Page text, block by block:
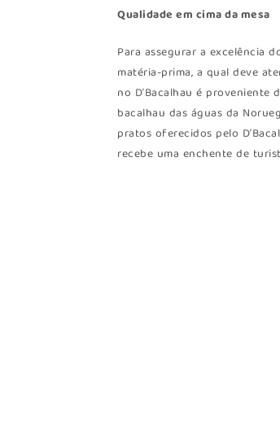
Qualidade em cima da mesa
Para assegurar a excelência
matéria-prima, a qual deve
no D’Bacalhau é
bacalhau das águas da
pratos oferecidos pelo
recebe uma enchente de